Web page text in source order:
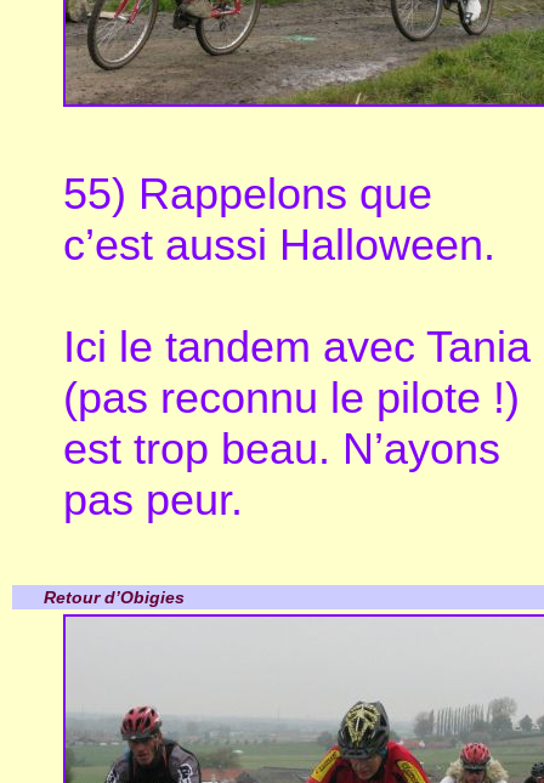
55) Rappelons que
c’est aussi Halloween.
Ici le tandem avec Tania
(pas reconnu le pilote !)
est trop beau. N’ayons
pas peur.
Retour d’Obigies